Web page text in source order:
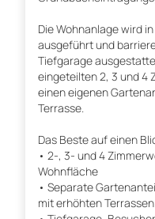
Die Wohnanlage wird
ausgeführt und
Tiefgarage
eingeteilten 2, 3 und 4
einen eigenen
Terrasse.
Das Beste auf einen
• 2-, 3- und 4
Wohnfläche
• Separate
mit erhöhten Terrassen